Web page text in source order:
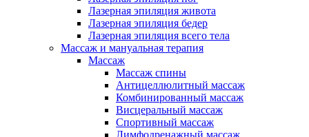
Лазерная эпиляция живота
Лазерная эпиляция бедер
Лазерная эпиляция всего тела
Массаж и мануальная терапия
Массаж
Массаж спины
Антицеллюлитный массаж
Комбинированный массаж
Висцеральный массаж
Спортивный массаж
Лимфодренажный массаж